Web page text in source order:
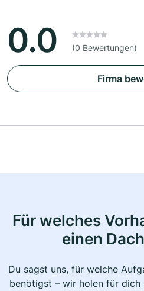
0.0 (0 Bewertungen)
Firma
Für welches
einen
Du sagst uns, für welche
benötigst – wir holen für